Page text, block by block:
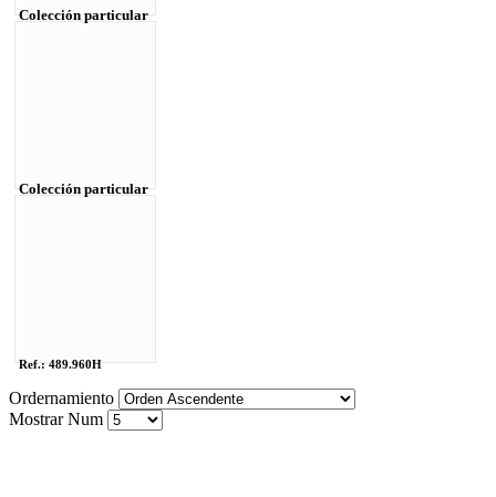
Colección particular
Colección particular
Ref.: 489.960H
Ordernamiento
Mostrar Num